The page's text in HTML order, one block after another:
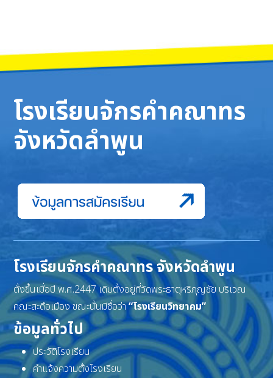
โรงเรียนจักรคำคณาทร
จังหวัดลำพูน
โรงเรียนจักรคำคณาทร จังหวัดลำพูน
ตั้งขึ้นเมื่อปี พ.ศ.2447 เดิมตั้งอยู่ที่วัดพระธาตุหริภุญชัย บริเวณ
คณะสะดือเมือง ขณะนั้นมีชื่อว่า“โรงเรียนวิทยาคม”
ข้อมูลทั่วไป
ประวัติโรงเรียน
คำแจ้งความตั้งโรงเรียน